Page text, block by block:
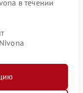
в течении